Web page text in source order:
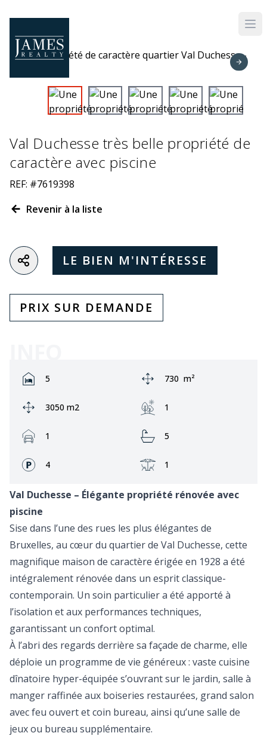
Val Duchesse très belle propriété de
caractère avec piscine
REF: #7619398
Revenir à la liste
LE BIEN M'INTÉRESSE
PRIX SUR DEMANDE
Rooms:
5 Zone:
730 m²
Ground area:
3050 m2 Jardin:
1
Garage:
1 Bathrooms:
5
Façades:
4 Terrasse:
1
Val Duchesse – Élégante propriété rénovée avec
piscine
Sise dans l’une des rues les plus élégantes de
Bruxelles, au cœur du quartier de Val Duchesse, cette
magnifique maison de caractère érigée en 1928 a été
intégralement rénovée dans un esprit classique-
contemporain. Un soin particulier a été apporté à
l’isolation et aux performances techniques,
garantissant un confort optimal.
À l’abri des regards derrière sa façade de charme, elle
déploie un programme de vie généreux : vaste cuisine
dînatoire hyper-équipée s’ouvrant sur le jardin, salle à
manger raffinée aux boiseries restaurées, grand salon
avec feu ouvert et coin bureau, ainsi qu’une salle de
jeux ou bureau supplémentaire.